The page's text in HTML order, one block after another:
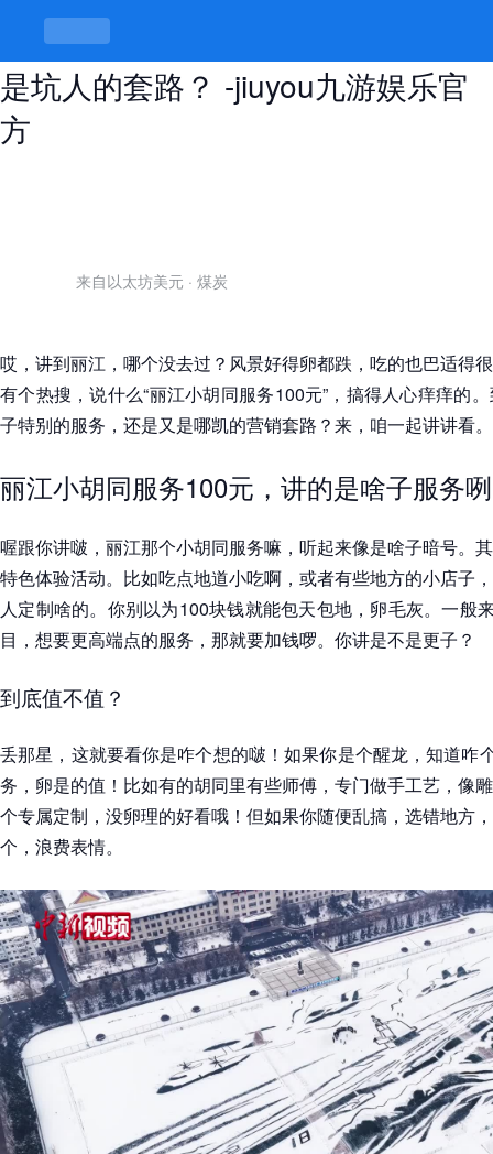
丽江小胡同服务100元，性价比高还
是坑人的套路？ -jiuyou九游娱乐官
方
来自以太坊美元 · 煤炭
哎，讲到丽江，哪个没去过？风景好得卵都跌，吃的也巴适得
有个热搜，说什么“丽江小胡同服务100元”，搞得人心痒痒的
子特别的服务，还是又是哪凯的营销套路？来，咱一起讲讲看。
丽江小胡同服务100元，讲的是啥子服务
喔跟你讲啵，丽江那个小胡同服务嘛，听起来像是啥子暗号。
特色体验活动。比如吃点地道小吃啊，或者有些地方的小店子
人定制啥的。你别以为100块钱就能包天包地，卵毛灰。一般
目，想要更高端点的服务，那就要加钱啰。你讲是不是更子？
到底值不值？
丢那星，这就要看你是咋个想的啵！如果你是个醒龙，知道咋
务，卵是的值！比如有的胡同里有些师傅，专门做手工艺，像
个专属定制，没卵理的好看哦！但如果你随便乱搞，选错地方
个，浪费表情。